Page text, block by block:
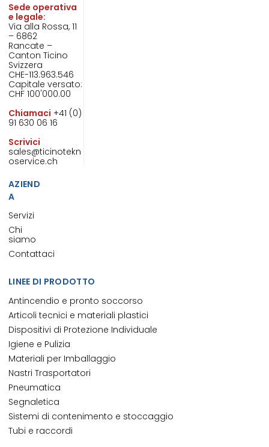
Sede operativa
e legale:
Via alla Rossa, 11
– 6862
Rancate –
Canton Ticino
Svizzera
CHE-113.963.546
Capitale versato:
CHF 100'000.00
Chiamaci +41 (0)
91 630 06 16
Scrivici
sales@ticinotekn
oservice.ch
AZIEND
A
Servizi
Chi
siamo
Contattaci
LINEE DI PRODOTTO
Antincendio e pronto soccorso
Articoli tecnici e materiali plastici
Dispositivi di Protezione Individuale
Igiene e Pulizia
Materiali per Imballaggio
Nastri Trasportatori
Pneumatica
Segnaletica
Sistemi di contenimento e stoccaggio
Tubi e raccordi